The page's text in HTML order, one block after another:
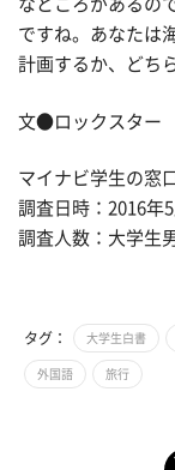
なところがあるの
ですね。あなたは
計画するか、どち
文●ロックスター
マイナビ学生の窓
調査日時：2016年
調査人数：大学生
タグ： 大学生白書
外国語 旅行